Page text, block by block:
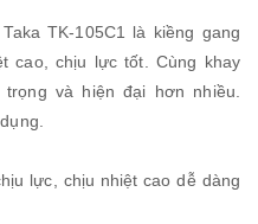
Taka TK-105C1 là kiềng gang
cao, chịu lực tốt. Cùng khay
và hiện đại hơn nhiều.
lực, chịu nhiệt cao dễ dàng